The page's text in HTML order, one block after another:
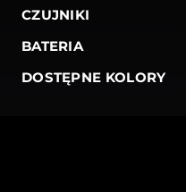
CZUJNIKI
BATERIA
DOSTĘPNE KOLORY